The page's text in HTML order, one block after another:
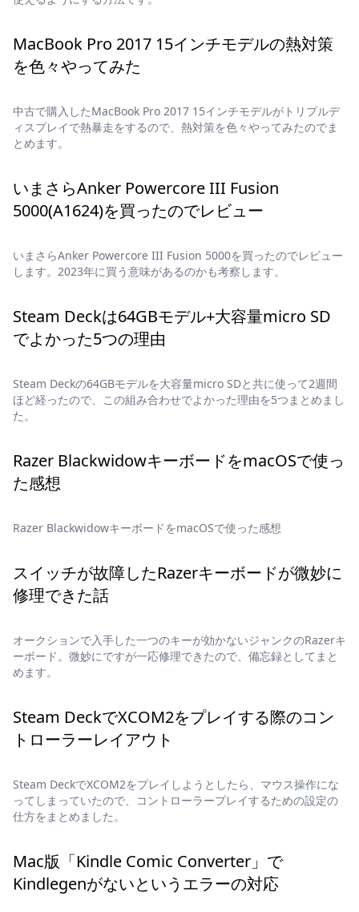
MacBook Pro 2017 15インチモデルの熱対策
を色々やってみた
中古で購入したMacBook Pro 2017 15インチモデルがトリプルデ
ィスプレイで熱暴走をするので、熱対策を色々やってみたのでま
とめます。
いまさらAnker Powercore III Fusion
5000(A1624)を買ったのでレビュー
いまさらAnker Powercore III Fusion 5000を買ったのでレビュー
します。2023年に買う意味があるのかも考察します。
Steam Deckは64GBモデル+大容量micro SD
でよかった5つの理由
Steam Deckの64GBモデルを大容量micro SDと共に使って2週間
ほど経ったので、この組み合わせでよかった理由を5つまとめまし
た。
Razer BlackwidowキーボードをmacOSで使っ
た感想
Razer BlackwidowキーボードをmacOSで使った感想
スイッチが故障したRazerキーボードが微妙に
修理できた話
オークションで入手した一つのキーが効かないジャンクのRazerキ
ーボード。微妙にですが一応修理できたので、備忘録としてまと
めます。
Steam DeckでXCOM2をプレイする際のコン
トローラーレイアウト
Steam DeckでXCOM2をプレイしようとしたら、マウス操作にな
ってしまっていたので、コントローラープレイするための設定の
仕方をまとめました。
Mac版「Kindle Comic Converter」で
Kindlegenがないというエラーの対応